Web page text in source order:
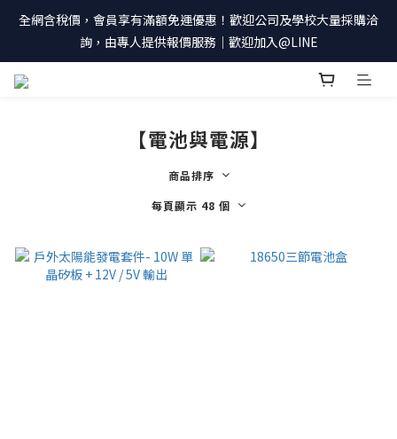
全網含稅價，會員享有滿額免運優惠！歡迎公司及學校大量採購洽
詢，由專人提供報價服務｜歡迎加入@LINE
【電池與電源】
商品排序
每頁顯示 48 個